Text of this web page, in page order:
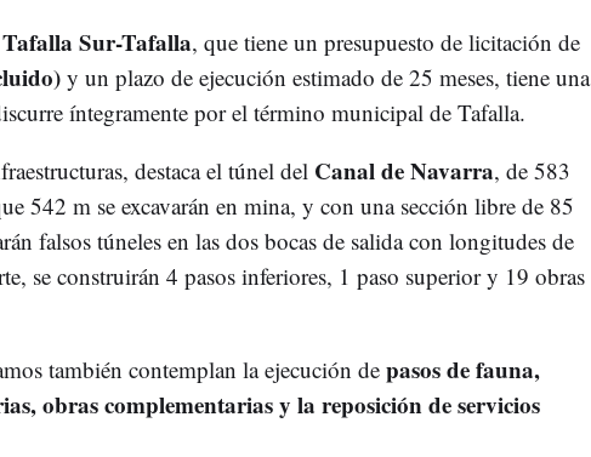
Tafalla Sur-Tafalla, que tiene un presupuesto de licitación de
y un plazo de ejecución estimado de 25 meses, tiene una
íntegramente por el término municipal de Tafalla.
destaca el túnel del Canal de Navarra, de 583
542 m se excavarán en mina, y con una sección libre de 85
falsos túneles en las dos bocas de salida con longitudes de
se construirán 4 pasos inferiores, 1 paso superior y 19 obras
también contemplan la ejecución de pasos de fauna,
obras complementarias y la reposición de servicios